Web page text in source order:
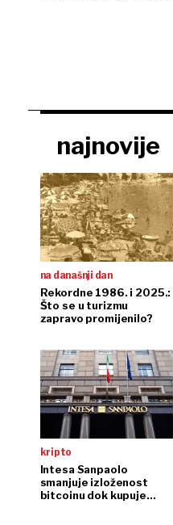
najnovije
na današnji dan
Rekordne 1986. i 2025.:
Što se u turizmu
zapravo promijenilo?
kripto
Intesa Sanpaolo
smanjuje izloženost
bitcoinu dok kupuje